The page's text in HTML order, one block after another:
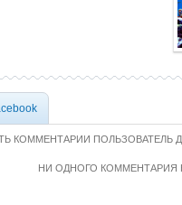
КОММЕНТАРИИ
НИ ОДНОГО КОММЕНТАРИЯ